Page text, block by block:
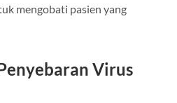
mengobati pasien yang
Virus